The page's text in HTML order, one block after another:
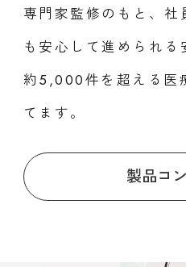
専門家監修のもと、社
も安心して進められ
約5,000件を超える医
てます。
製品コ